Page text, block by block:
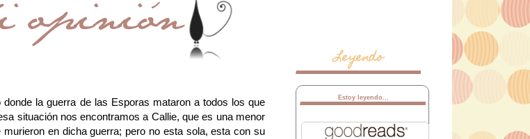
la guerra de las Esporas mataron a todos los que
situación nos encontramos a Callie, que es una menor
en dicha guerra; pero no esta sola, esta con su
Leyendo
Estoy leyendo...